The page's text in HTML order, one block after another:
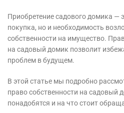
Приобретение садового домика —
покупка, но и необходимость
собственности на имущество.
на садовый домик позволит
проблем в будущем.
В этой статье мы подробно
право собственности на садовый
понадобятся и на что стоит